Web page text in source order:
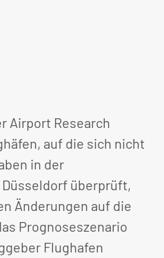
Airport Research
auf die sich nicht
in der
überprüft,
Änderungen auf die
Prognoseszenario
Flughafen